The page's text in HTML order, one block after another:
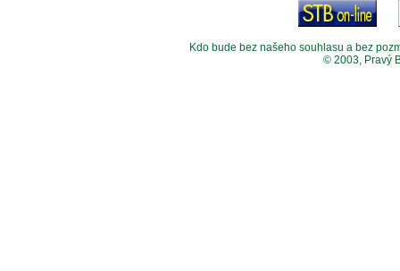
Kdo bude bez našeho souhlasu a bez
© 2003, Pravý